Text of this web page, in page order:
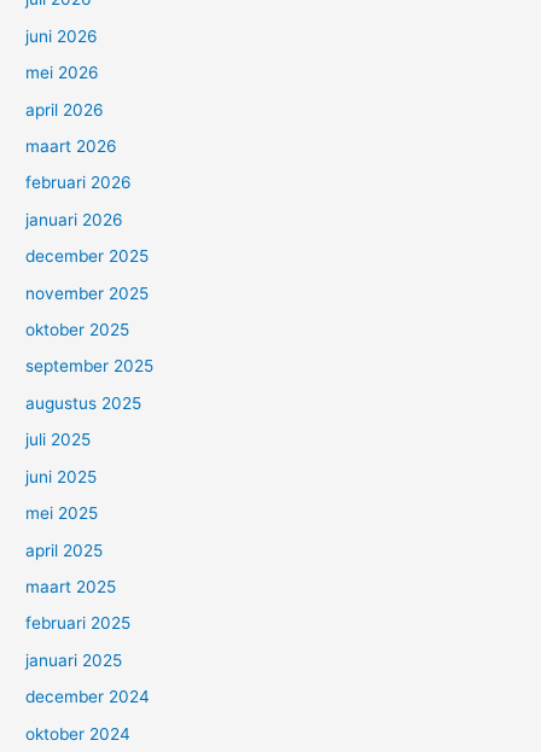
juni 2026
mei 2026
april 2026
maart 2026
februari 2026
januari 2026
december 2025
november 2025
oktober 2025
september 2025
augustus 2025
juli 2025
juni 2025
mei 2025
april 2025
maart 2025
februari 2025
januari 2025
december 2024
oktober 2024